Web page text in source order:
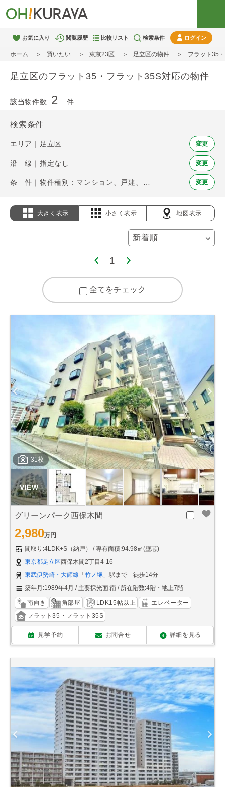
お気に入り 閲覧履歴 比較リスト 検索条件 ログイン
ホーム 買いたい 東京23区 足立区の物件 フラット35
足立区のフラット35・フラット35S対応の物件
該当物件数 2 件
検索条件
エリア｜足立区 変更
沿 線｜指定なし 変更
変更
大きく表示 小さく表示 地図表示
1
全てをチェック
31枚
グリーンパーク西保木間
2,980万円
間取り:4LDK+S（納戸）
専有面積:94.98㎡(壁芯)
東京都足立区西保木間2丁目4-16
東武伊勢崎・大師線 「 竹ノ塚 」駅まで 徒歩14分
築年月:1989年4月
主要採光面:南 所在階数:4階・地上7階
南向き 角部屋 LDK15帖以上
エレベーター
フラット35・フラット35S
見学予約 お問合せ 詳細を見る